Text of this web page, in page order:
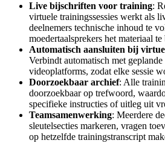
Live bijschriften voor training:
virtuele trainingssessies werkt als
deelnemers technische inhoud te
moedertaalsprekers het materiaal
Automatisch aansluiten bij
Verbindt automatisch met
videoplatforms, zodat elke sessie
Doorzoekbaar archief: Alle
doorzoekbaar op trefwoord,
specifieke instructies of uitleg uit
Teamsamenwerking: Meerdere
sleutelsecties markeren, vragen
op hetzelfde trainingstranscript